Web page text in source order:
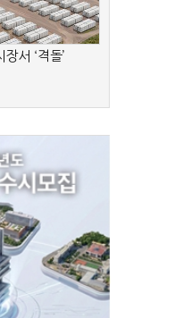
서 ‘격돌’